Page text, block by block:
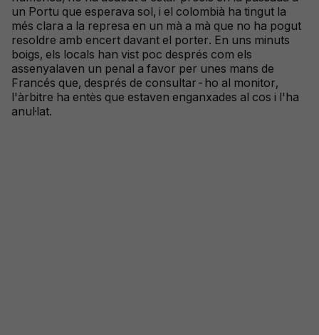
un Portu que esperava sol, i el colombià ha tingut la
més clara a la represa en un mà a mà que no ha pogut
resoldre amb encert davant el porter. En uns minuts
boigs, els locals han vist poc després com els
assenyalaven un penal a favor per unes mans de
Francés que, després de consultar-ho al monitor,
l'àrbitre ha entès que estaven enganxades al cos i l'ha
anul·lat.